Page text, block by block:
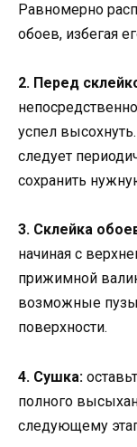
Равномерно
обоев, избегая
2. Перед
успел
следует
сохранить
3. Склейка
начиная с
прижимной
возможные
поверхности.
4. Сушка:
полного
следующему